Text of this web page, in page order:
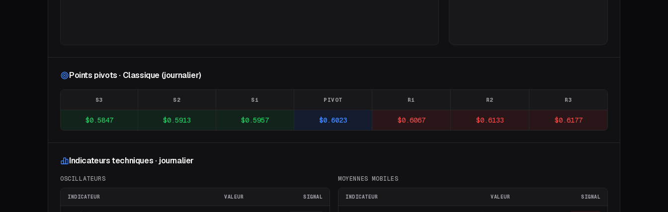
Points pivots · Classique (journalier)
S3 S2 S1 PIVOT R1 R2 R3
$0.5847 $0.5913 $0.5957 $0.6023 $0.6067 $0.6133 $0.6177
Indicateurs techniques · journalier
OSCILLATEURS
INDICATEUR VALEUR SIGNAL
MOYENNES MOBILES
INDICATEUR VALEUR SIGNAL